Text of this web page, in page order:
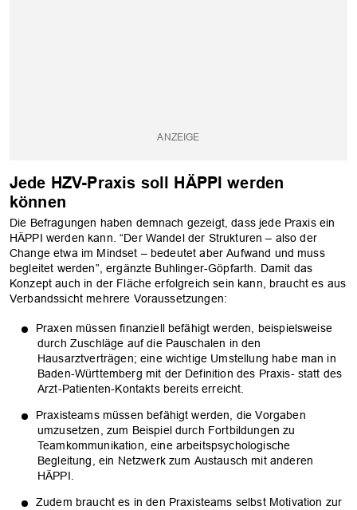
Jede HZV-Praxis soll HÄPPI werden
können
Die Befragungen haben demnach gezeigt, dass jede Praxis ein
HÄPPI werden kann. “Der Wandel der Strukturen – also der
Change etwa im Mindset – bedeutet aber Aufwand und muss
begleitet werden”, ergänzte Buhlinger-Göpfarth. Damit das
Konzept auch in der Fläche erfolgreich sein kann, braucht es aus
Verbandssicht mehrere Voraussetzungen:
Praxen müssen finanziell befähigt werden, beispielsweise
durch Zuschläge auf die Pauschalen in den
Hausarztverträgen; eine wichtige Umstellung habe man in
Baden-Württemberg mit der Definition des Praxis- statt des
Arzt-Patienten-Kontakts bereits erreicht.
Praxisteams müssen befähigt werden, die Vorgaben
umzusetzen, zum Beispiel durch Fortbildungen zu
Teamkommunikation, eine arbeitspsychologische
Begleitung, ein Netzwerk zum Austausch mit anderen
HÄPPI.
Zudem braucht es in den Praxisteams selbst Motivation zur